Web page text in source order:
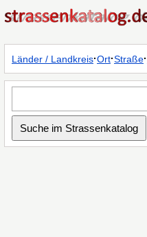
Länder / Landkreis·Ort·Straße·